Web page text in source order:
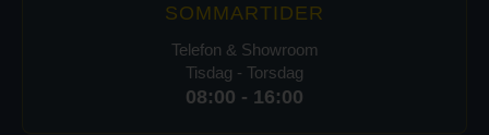
SOMMARTIDER
Telefon & Showroom
Tisdag - Torsdag
08:00 - 16:00